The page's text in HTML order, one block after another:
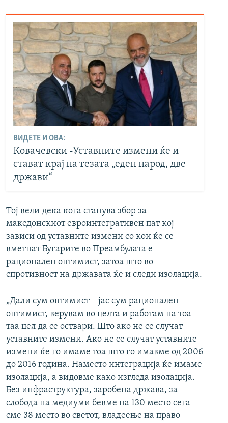
ВИДЕТЕ И ОВА:
Ковачевски -Уставните измени ќе и
стават крај на тезата „еден народ, две
држави“
Тој вели дека кога станува збор за
македонскиот евроинтегративен пат кој
зависи од уставните измени со кои ќе се
вметнат Бугарите во Преамбулата е
рационален оптимист, затоа што во
спротивност на државата ќе и следи изолација.
„Дали сум оптимист – јас сум рационален
оптимист, верувам во целта и работам на тоа
таа цел да се оствари. Што ако не се случат
уставните измени. Ако не се случат уставните
измени ќе го имаме тоа што го имавме од 2006
до 2016 година. Наместо интеграција ќе имаме
изолација, а видовме како изгледа изолација.
Без инфраструктура, заробена држава, за
слобода на медиуми бевме на 130 место сега
сме 38 место во светот, владеење на право